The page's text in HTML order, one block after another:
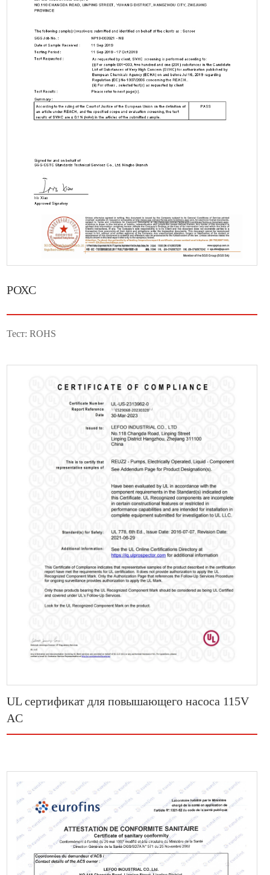
РОХС
Тест: ROHS
UL сертификат для повышающего насоса 115V
AC